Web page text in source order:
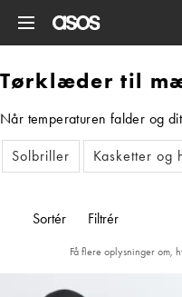
Tørklæder til
Når temperaturen falder og
Solbriller
Kasketter og
Sortér Filtrér
Få flere oplysninger om,